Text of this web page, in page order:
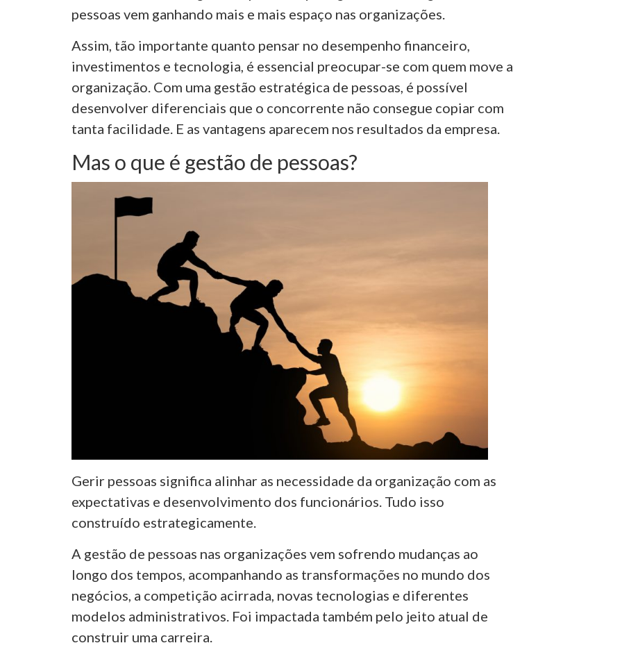
pessoas vem ganhando mais e mais espaço nas organizações.
Assim, tão importante quanto pensar no desempenho financeiro,
investimentos e tecnologia, é essencial preocupar-se com quem move a
organização. Com uma gestão estratégica de pessoas, é possível
desenvolver diferenciais que o concorrente não consegue copiar com
tanta facilidade. E as vantagens aparecem nos resultados da empresa.
Mas o que é gestão de pessoas?
Gerir pessoas significa alinhar as necessidade da organização com as
expectativas e desenvolvimento dos funcionários. Tudo isso
construído estrategicamente.
A gestão de pessoas nas organizações vem sofrendo mudanças ao
longo dos tempos, acompanhando as transformações no mundo dos
negócios, a competição acirrada, novas tecnologias e diferentes
modelos administrativos. Foi impactada também pelo jeito atual de
construir uma carreira.